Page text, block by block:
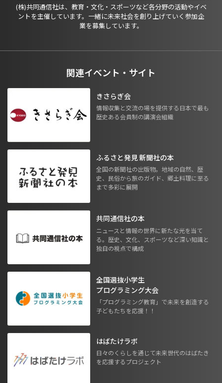
(株)共同通信社は、教育・文化・スポーツなど各分野の活動やイベ
ントを主催しています。一緒に未来社会を創り上げていく参加企
業を募集しています。
関連イベント・サイト
きさらぎ会
情報収集と交流の場を提供する日本で最も
歴史ある会員制の講演会組織
ふるさと発見 新聞社の本
全国の新聞社の出版物。地域の自然、歴
史、民俗から旅のガイド、郷土料理に至る
まで多彩に展開
共同通信社の本
ニュースと情報の世界に新たな光を当て
る。歴史、文化、スポーツなど深い知識と
独自の視点で構成
全国選抜小学生
プログラミング大会
「プログラミング教育」で未来を創造する
子どもたちを応援！！
はばたけラボ
日々のくらしを通じて未来世代のはばたき
を応援するプロジェクト